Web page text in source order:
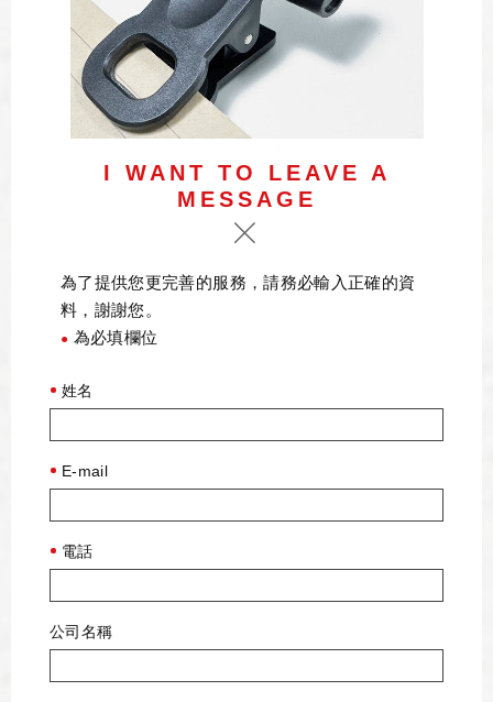
I WANT TO LEAVE A
MESSAGE
為了提供您更完善的服務，請務必輸入正確的資
料，謝謝您。
● 為必填欄位
姓名
E-mail
電話
公司名稱